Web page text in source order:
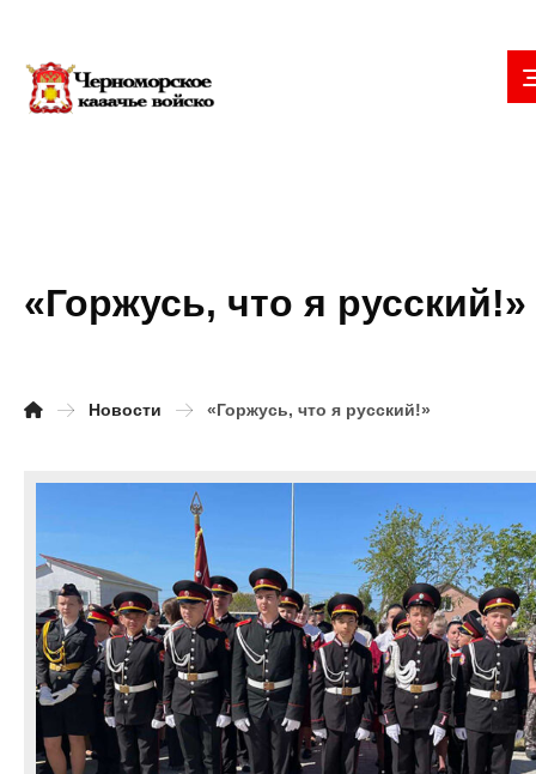
«Горжусь, что я русский!»
Новости «Горжусь, что я русский!»